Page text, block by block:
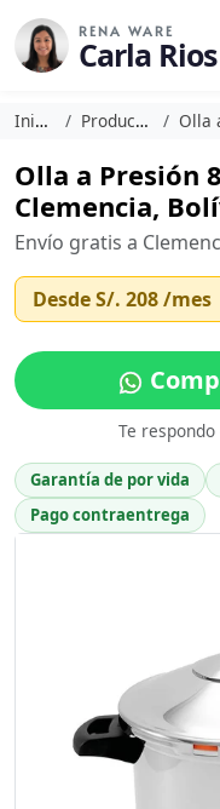
RENA WARE
Carla Rios
Inicio Productos Olla
Olla a Presión
Clemencia,
Envío gratis a
DesdeS/. 208/mes
Te
Garantía de por vida
Pago contraentrega